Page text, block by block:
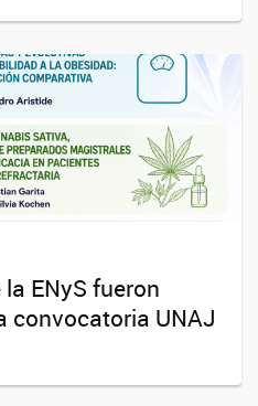
ENyS fueron
convocatoria UNAJ